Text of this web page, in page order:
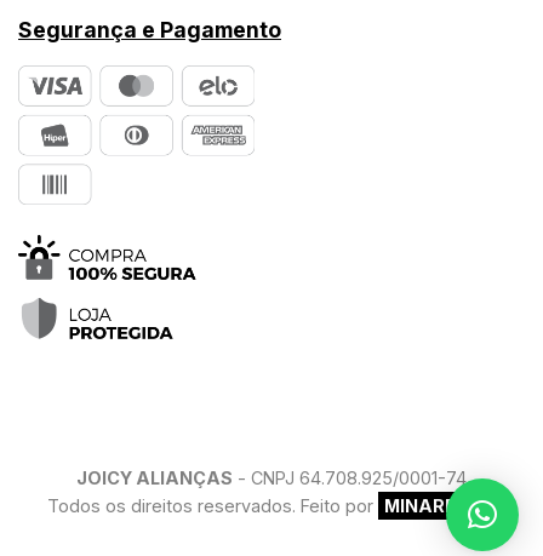
Segurança e Pagamento
JOICY ALIANÇAS - CNPJ 64.708.925/0001-74
Todos os direitos reservados. Feito por MINARELLO